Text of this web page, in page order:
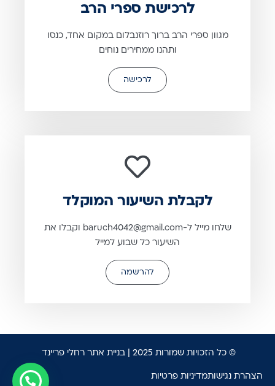
לרכישת ספרי הרב
מגוון ספרי הרב ברוך רוזנבלום במקום אחד, כנסו
ותהנו ממחירים נוחים
לרכישה
לקבלת השיעור המוקלד
שלחו מייל ל-baruch4042@gmail.com וקבלו את
השיעור כל שבוע למייל
להרשמה
© כל הזכויות שמורות 2025 | בניית אתר רחלי פריינד
הצהרת נגישותמדיניות פרטיות